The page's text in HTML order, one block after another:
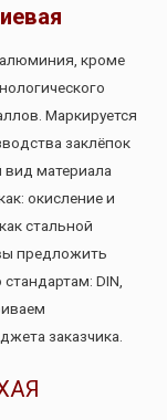
кроме
Маркируется
заклёпок
материала
окисление и
стальной
предложить
DIN,
заказчика.